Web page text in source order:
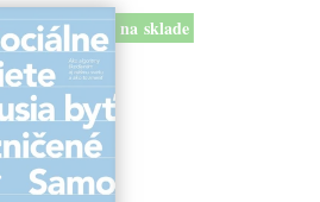
na sklade